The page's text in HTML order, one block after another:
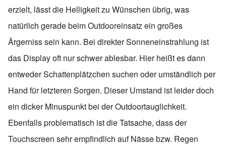
erzielt, lässt die Helligkeit zu Wünschen übrig, was
natürlich gerade beim Outdooreinsatz ein großes
Ärgerniss sein kann. Bei direkter Sonneneinstrahlung ist
das Display oft nur schwer ablesbar. Hier heißt es dann
entweder Schattenplätzchen suchen oder umständlich per
Hand für letzteren Sorgen. Dieser Umstand ist leider doch
ein dicker Minuspunkt bei der Outdoortauglichkeit.
Ebenfalls problematisch ist die Tatsache, dass der
Touchscreen sehr empfindlich auf Nässe bzw. Regen